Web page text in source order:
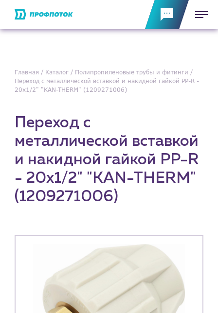
Главная Каталог
Полипропиленовые трубы и фитинги
Переход с металлической вставкой и накидной гайкой PP-R -
20х1/2" "KAN-THERM" (1209271006)
Переход с
металлической вставкой
и накидной гайкой PP-R
- 20х1/2" "KAN-THERM"
(1209271006)